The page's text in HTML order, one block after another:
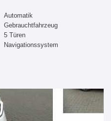
Automatik
Gebrauchtfahrzeug
5 Türen
Navigationssystem